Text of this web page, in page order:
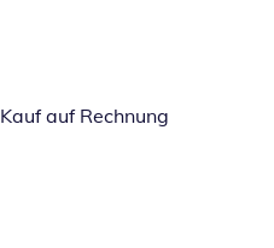
Kauf auf Rechnung